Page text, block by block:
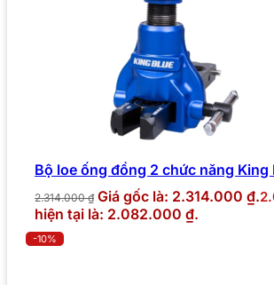
Bộ loe ống đồng 2 chức năng King
2.314.000₫ Giá gốc là: 2.314.000 ₫.
hiện tại là: 2.082.000 ₫.
-10%